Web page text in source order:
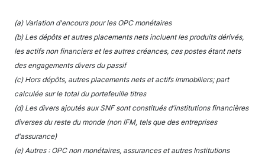
(a) Variation d'encours pour les OPC monétaires
(b) Les dépôts et autres placements nets incluent les produits dérivés,
les actifs non financiers et les autres créances, ces postes étant nets
des engagements divers du passif
(c) Hors dépôts, autres placements nets et actifs immobiliers; part
calculée sur le total du portefeuille titres
(d) Les divers ajoutés aux SNF sont constitués d'institutions financières
diverses du reste du monde (non IFM, tels que des entreprises
d'assurance)
(e) Autres : OPC non monétaires, assurances et autres Institutions